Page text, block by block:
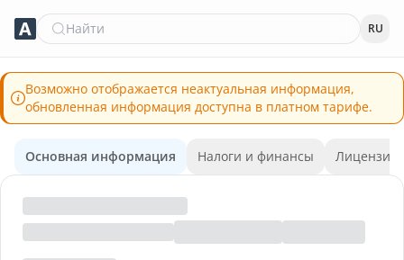
Найти RU
Возможно отображается неактуальная информация,
обновленная информация доступна в платном тарифе.
Основная информация Налоги и финансы Лицензии